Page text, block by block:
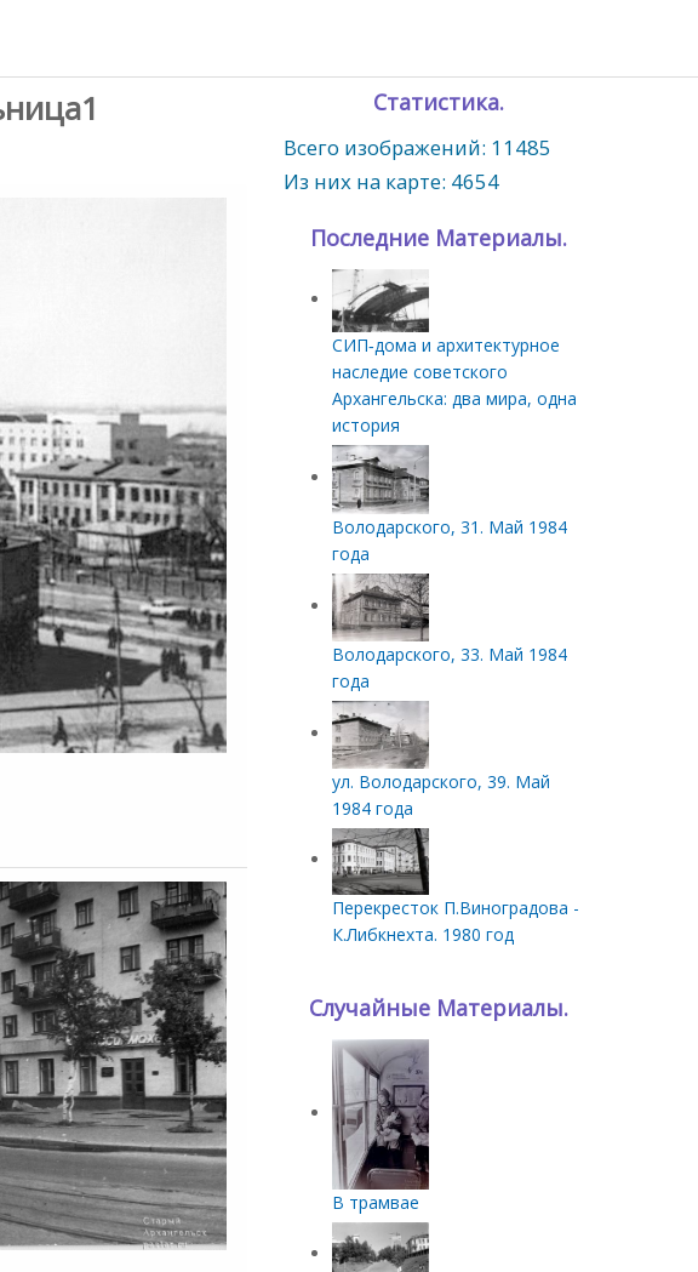
Статистика.
Всего изображений: 11485
Из них на карте: 4654
Последние Материалы.
СИП‑дома и архитектурное
наследие советского
Архангельска: два мира, одна
история
Володарского, 31. Май 1984
года
Володарского, 33. Май 1984
года
ул. Володарского, 39. Май
1984 года
Перекресток П.Виноградова -
К.Либкнехта. 1980 год
Случайные Материалы.
В трамвае